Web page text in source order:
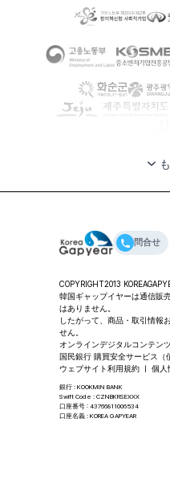
問合せ
代表者：チェ・ダヨン ㅣ
所／教育・コンサルティ
住所：ソウル特別市 龍山
韓国ギャップイヤー
代表番号：02-318-2553
Email：
事業者登録番号：201-
通信販売業：2012-ソウ
任者：チェ・ダヨン
COPYRIGHT2013
韓国ギャップイヤーは通信販
はありません。
したがって、商品・取引情報
せん。
オンラインデジタルコンテン
国民銀行 購買安全サービス（
ウェブサイト利用規約 ㅣ 個人
銀行 : KOOKMIN BANK
Swift Code : CZNBKRSEXXX
口座番号 : 43766811006534
口座名義 : KOREA GAPYEAR